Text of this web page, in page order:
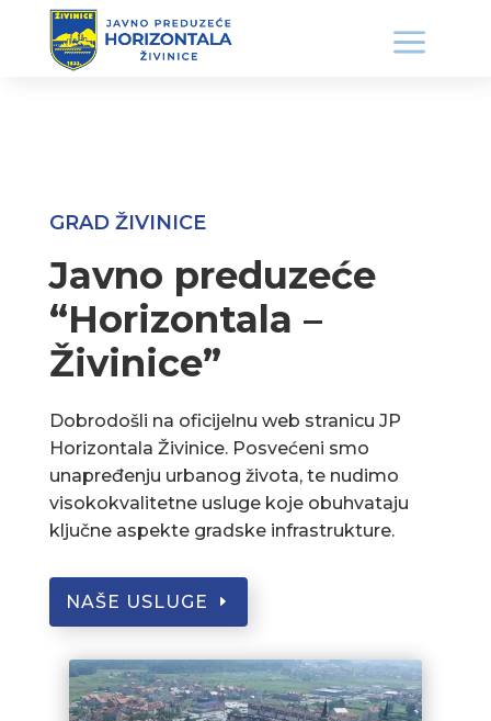
GRAD ŽIVINICE
Javno preduzeće
“Horizontala –
Živinice”
Dobrodošli na oficijelnu web stranicu JP
Horizontala Živinice. Posvećeni smo
unapređenju urbanog života, te nudimo
visokokvalitetne usluge koje obuhvataju
ključne aspekte gradske infrastrukture.
NAŠE USLUGE